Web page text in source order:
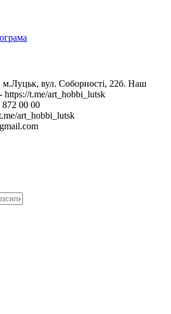
м.Луцьк, вул. Соборності, 22б. Наш
https://t.me/art_hobbi_lutsk
00 00
art_hobbi_lutsk